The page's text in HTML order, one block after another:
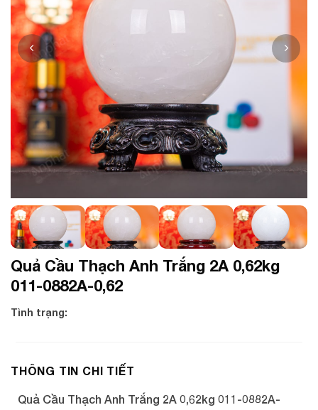
Quả Cầu Thạch Anh Trắng 2A 0,62kg
011-0882A-0,62
Tình trạng:
THÔNG TIN CHI TIẾT
Quả Cầu Thạch Anh Trắng 2A 0,62kg 011-0882A-